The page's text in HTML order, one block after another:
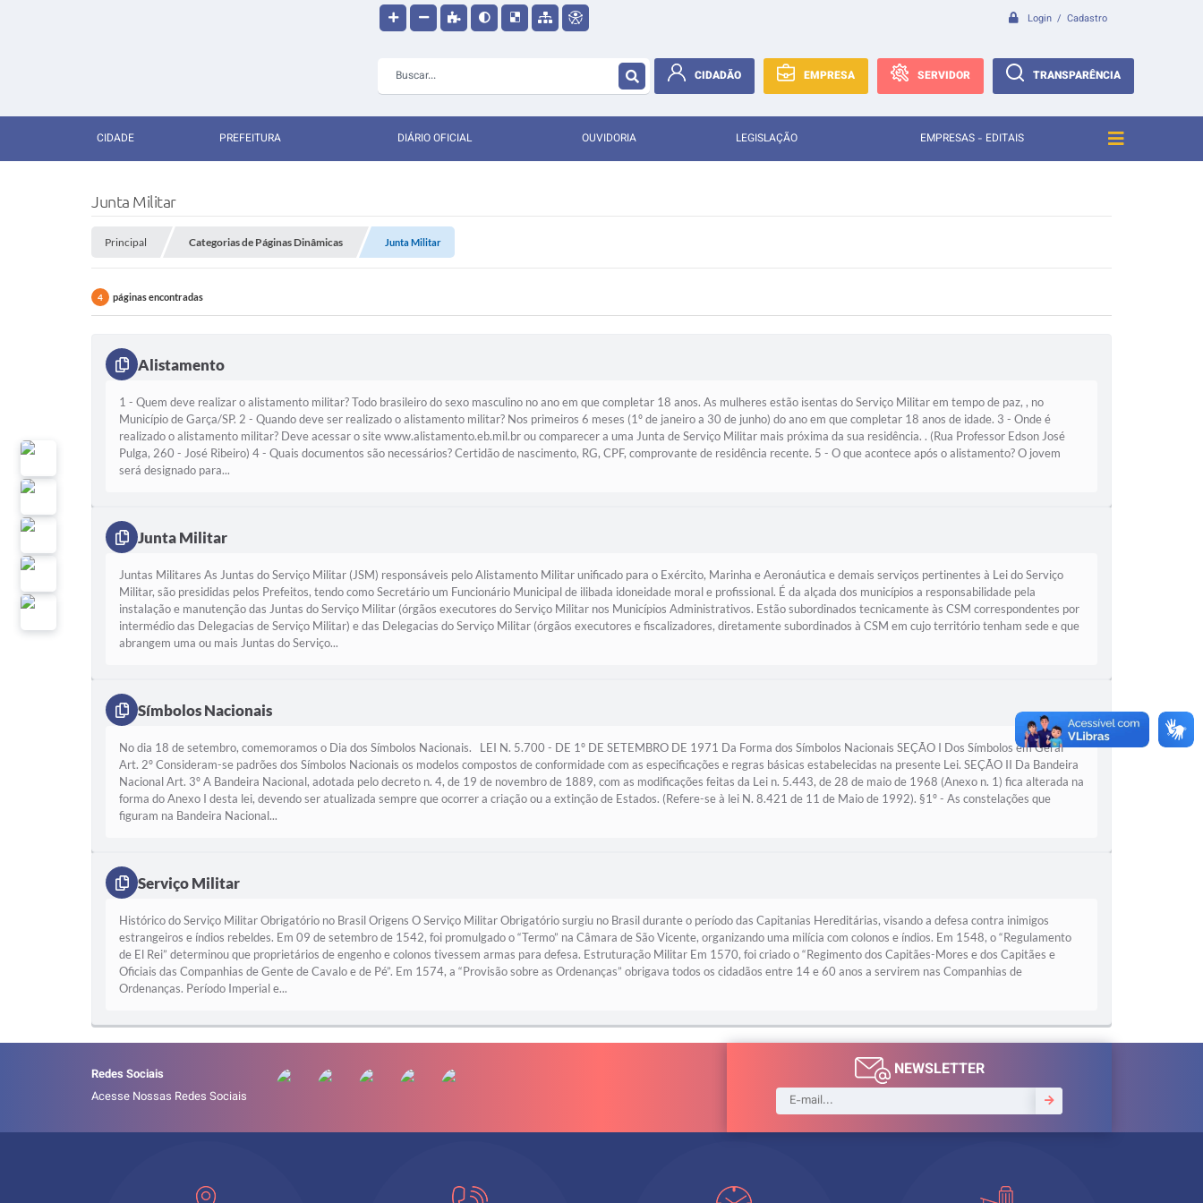
Login / Cadastro
CIDADÃO EMPRESA SERVIDOR TRANSPARÊNCIA
CIDADE PREFEITURA DIÁRIO OFICIAL OUVIDORIA LEGISLAÇÃO EMPRESAS - EDITAIS
Junta Militar
Principal Categorias de Páginas Dinâmicas Junta Militar
4 páginas encontradas
Alistamento
1 - Quem deve realizar o alistamento militar? Todo brasileiro do sexo masculino no ano em que completar 18 anos. As mulheres estão isentas do Serviço Militar em tempo de paz, , no
Município de Garça/SP. 2 - Quando deve ser realizado o alistamento militar? Nos primeiros 6 meses (1º de janeiro a 30 de junho) do ano em que completar 18 anos de idade. 3 - Onde é
realizado o alistamento militar? Deve acessar o site www.alistamento.eb.mil.br ou comparecer a uma Junta de Serviço Militar mais próxima da sua residência. . (Rua Professor Edson José
Pulga, 260 - José Ribeiro) 4 - Quais documentos são necessários? Certidão de nascimento, RG, CPF, comprovante de residência recente. 5 - O que acontece após o alistamento? O jovem
será designado para...
Junta Militar
Juntas Militares As Juntas do Serviço Militar (JSM) responsáveis pelo Alistamento Militar unificado para o Exército, Marinha e Aeronáutica e demais serviços pertinentes à Lei do Serviço
Militar, são presididas pelos Prefeitos, tendo como Secretário um Funcionário Municipal de ilibada idoneidade moral e profissional. É da alçada dos municípios a responsabilidade pela
instalação e manutenção das Juntas do Serviço Militar (órgãos executores do Serviço Militar nos Municípios Administrativos. Estão subordinados tecnicamente às CSM correspondentes por
intermédio das Delegacias de Serviço Militar) e das Delegacias do Serviço Militar (órgãos executores e fiscalizadores, diretamente subordinados à CSM em cujo território tenham sede e que
abrangem uma ou mais Juntas do Serviço...
Símbolos Nacionais
No dia 18 de setembro, comemoramos o Dia dos Símbolos Nacionais. LEI N. 5.700 - DE 1º DE SETEMBRO DE 1971 Da Forma dos Símbolos Nacionais SEÇÃO I Dos Símbolos em Geral
Art. 2º Consideram-se padrões dos Símbolos Nacionais os modelos compostos de conformidade com as especificações e regras básicas estabelecidas na presente Lei. SEÇÃO II Da Bandeira
Nacional Art. 3º A Bandeira Nacional, adotada pelo decreto n. 4, de 19 de novembro de 1889, com as modificações feitas da Lei n. 5.443, de 28 de maio de 1968 (Anexo n. 1) fica alterada na
forma do Anexo I desta lei, devendo ser atualizada sempre que ocorrer a criação ou a extinção de Estados. (Refere-se à lei N. 8.421 de 11 de Maio de 1992). §1º - As constelações que
figuram na Bandeira Nacional...
Serviço Militar
Histórico do Serviço Militar Obrigatório no Brasil Origens O Serviço Militar Obrigatório surgiu no Brasil durante o período das Capitanias Hereditárias, visando a defesa contra inimigos
estrangeiros e índios rebeldes. Em 09 de setembro de 1542, foi promulgado o “Termo” na Câmara de São Vicente, organizando uma milícia com colonos e índios. Em 1548, o “Regulamento
de El Rei” determinou que proprietários de engenho e colonos tivessem armas para defesa. Estruturação Militar Em 1570, foi criado o “Regimento dos Capitães-Mores e dos Capitães e
Oficiais das Companhias de Gente de Cavalo e de Pé”. Em 1574, a “Provisão sobre as Ordenanças” obrigava todos os cidadãos entre 14 e 60 anos a servirem nas Companhias de
Ordenanças. Período Imperial e...
Redes Sociais
Acesse Nossas Redes Sociais
NEWSLETTER